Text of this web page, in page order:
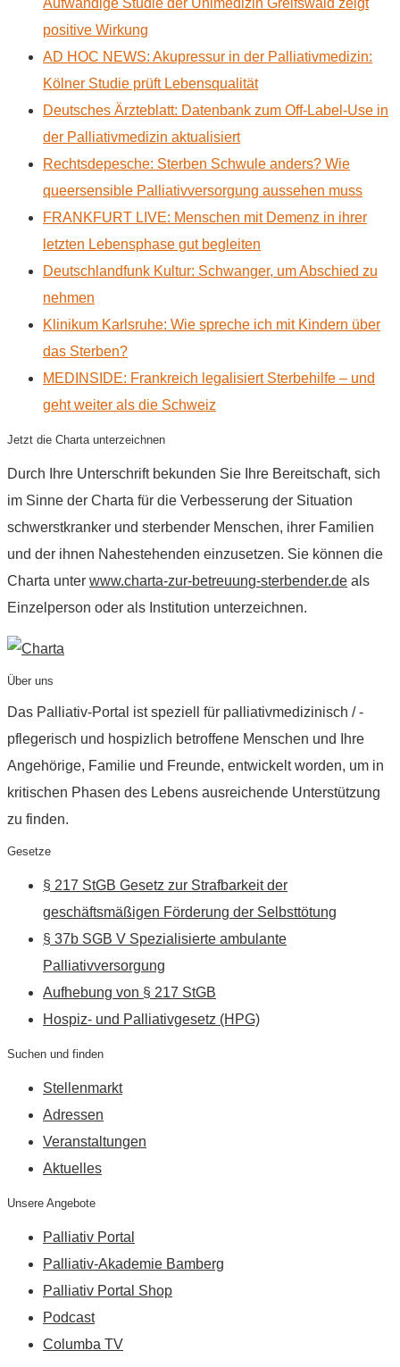
positive Wirkung
AD HOC NEWS: Akupressur in der Palliativmedizin:
Kölner Studie prüft Lebensqualität
Deutsches Ärzteblatt: Datenbank zum Off-Label-Use in
der Palliativmedizin aktualisiert
Rechtsdepesche: Sterben Schwule anders? Wie
queersensible Palliativversorgung aussehen muss
FRANKFURT LIVE: Menschen mit Demenz in ihrer
letzten Lebensphase gut begleiten
Deutschlandfunk Kultur: Schwanger, um Abschied zu
nehmen
Klinikum Karlsruhe: Wie spreche ich mit Kindern über
das Sterben?
MEDINSIDE: Frankreich legalisiert Sterbehilfe – und
geht weiter als die Schweiz
Jetzt die Charta unterzeichnen
Durch Ihre Unterschrift bekunden Sie Ihre Bereitschaft, sich
im Sinne der Charta für die Verbesserung der Situation
schwerstkranker und sterbender Menschen, ihrer Familien
und der ihnen Nahestehenden einzusetzen. Sie können die
Charta unter www.charta-zur-betreuung-sterbender.de als
Einzelperson oder als Institution unterzeichnen.
Über uns
Das Palliativ-Portal ist speziell für palliativmedizinisch / -
pflegerisch und hospizlich betroffene Menschen und Ihre
Angehörige, Familie und Freunde, entwickelt worden, um in
kritischen Phasen des Lebens ausreichende Unterstützung
zu finden.
Gesetze
§ 217 StGB Gesetz zur Strafbarkeit der
geschäftsmäßigen Förderung der Selbsttötung
§ 37b SGB V Spezialisierte ambulante
Palliativversorgung
Aufhebung von § 217 StGB
Hospiz- und Palliativgesetz (HPG)
Suchen und finden
Stellenmarkt
Adressen
Veranstaltungen
Aktuelles
Unsere Angebote
Palliativ Portal
Palliativ-Akademie Bamberg
Palliativ Portal Shop
Podcast
Columba TV